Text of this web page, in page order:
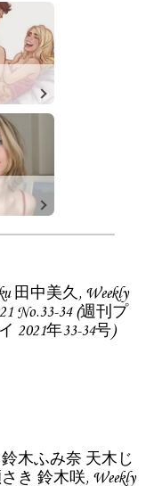
田中美久, Weekly
No.33-34 (週刊プ
2021年33-34号)
木ふみ奈 天木じ
き 鈴木咲, Weekly